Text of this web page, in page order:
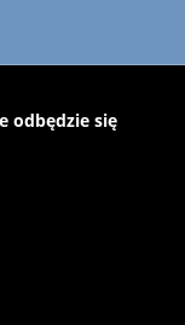
odbędzie się